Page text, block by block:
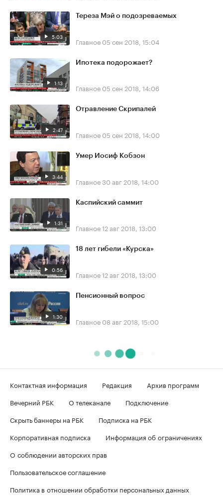
5:03
Тереза Мэй о подозреваемых
Главное 05 сен 2018, 15:04
1:13
Ипотека подорожает?
Главное 05 сен 2018, 14:06
2:47
Отравление Скрипалей
Главное 05 сен 2018, 14:00
3:44
Умер Иосиф Кобзон
Главное30 авг 2018, 14:00
1:31
Каспийский саммит
Главное12 авг 2018, 13:00
0:56
18 лет гибели «Курска»
Главное12 авг 2018, 13:00
1:30
Пенсионный вопрос
Главное 08 авг 2018, 15:00
Контактная информация Редакция
Архив программ
Вечерний РБК
О телеканале
Подключение
Скрыть баннеры на РБК
Подписка на РБК
Корпоративная подписка
Информация об ограничениях
О соблюдении авторских прав
Пользовательское соглашение
Политика в отношении обработки персональных данных